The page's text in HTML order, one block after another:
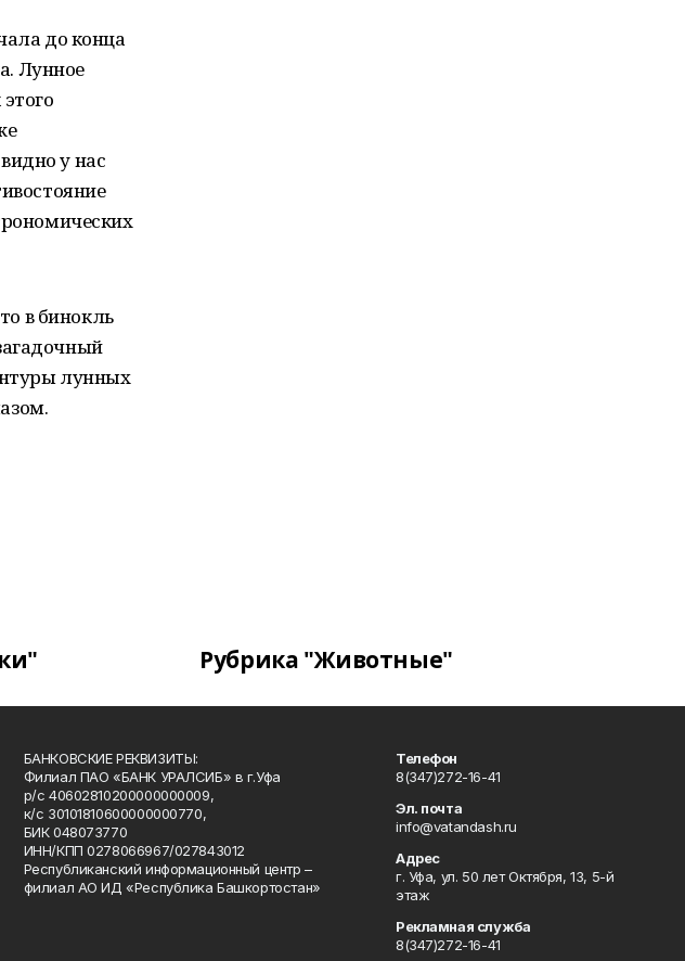
до конца
Лунное
у нас
в бинокль
лунных
Рубрика "Животные"
БАНКОВСКИЕ РЕКВИЗИТЫ:
Филиал ПАО «БАНК УРАЛСИБ» в г.Уфа
р/с 40602810200000000009,
к/с 30101810600000000770,
БИК 048073770
ИНН/КПП 0278066967/027843012
Республиканский информационный центр –
филиал АО ИД «Республика Башкортостан»
Телефон
8(347)272-16-41
Эл. почта
info@vatandash.ru
Адрес
г. Уфа, ул. 50 лет Октября, 13, 5-й
этаж
Рекламная служба
8(347)272-16-41